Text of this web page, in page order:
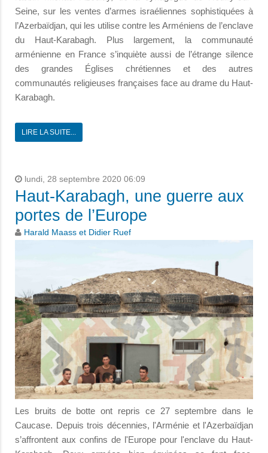
Seine, sur les ventes d’armes israéliennes sophistiquées à
l’Azerbaïdjan, qui les utilise contre les Arméniens de l’enclave
du Haut-Karabagh. Plus largement, la communauté
arménienne en France s’inquiète aussi de l’étrange silence
des grandes Églises chrétiennes et des autres
communautés religieuses françaises face au drame du Haut-
Karabagh.
LIRE LA SUITE...
lundi, 28 septembre 2020 06:09
Haut-Karabagh, une guerre aux
portes de l’Europe
Harald Maass et Didier Ruef
Les bruits de botte ont repris ce 27 septembre dans le
Caucase. Depuis trois décennies, l'Arménie et l'Azerbaïdjan
s’affrontent aux confins de l'Europe pour l'enclave du Haut-